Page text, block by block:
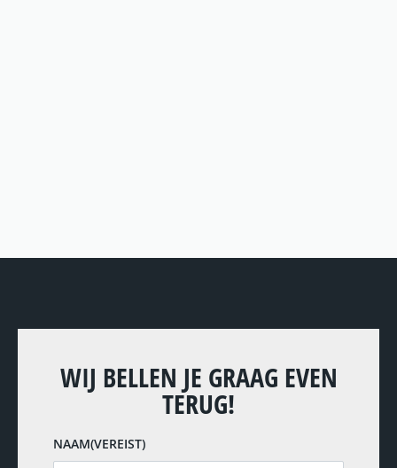
WIJ BELLEN JE GRAAG EVEN
TERUG!
NAAM(VEREIST)